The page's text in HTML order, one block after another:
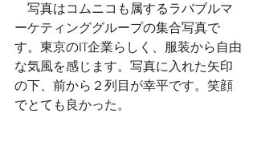
写真はコムニコも属するラバブルマ
ーケティンググループの集合写真で
す。東京のIT企業らしく、服装から自由
な気風を感じます。写真に入れた矢印
の下、前から２列目が幸平です。笑顔
でとても良かった。